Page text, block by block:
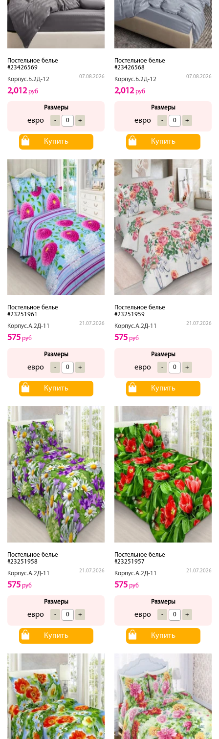
Постельное белье
#23426569
Корпус.Б.2Д-12
07.08.2026
2,012руб
Размеры
евро - +
Купить
Постельное белье
#23426568
Корпус.Б.2Д-12
07.08.2026
2,012руб
Размеры
евро - +
Купить
Постельное белье
#23251961
Корпус.А.2Д-11
21.07.2026
575 руб
Размеры
евро - +
Купить
Постельное белье
#23251959
Корпус.А.2Д-11
21.07.2026
575 руб
Размеры
евро - +
Купить
Постельное белье
#23251958
Корпус.А.2Д-11
21.07.2026
575 руб
Размеры
евро - +
Купить
Постельное белье
#23251957
Корпус.А.2Д-11
21.07.2026
575 руб
Размеры
евро - +
Купить